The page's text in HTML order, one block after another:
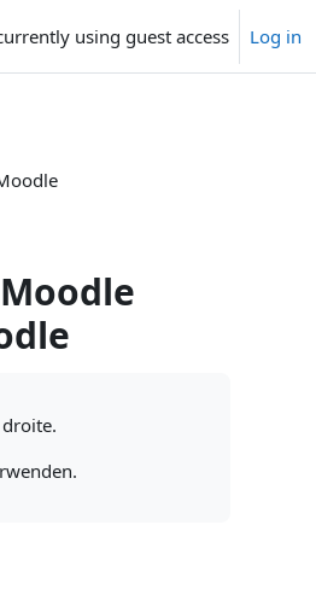
using guest access Log in